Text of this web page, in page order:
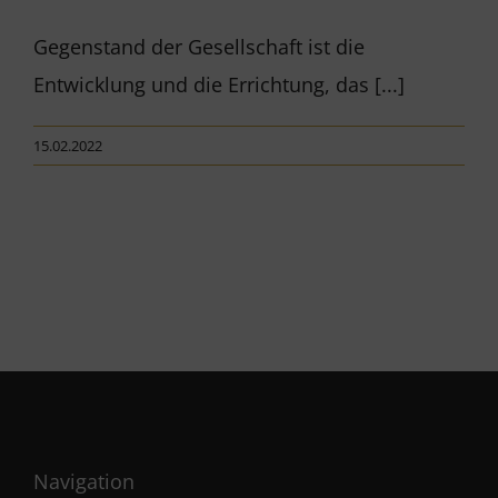
Gegenstand der Gesellschaft ist die
Entwicklung und die Errichtung, das [...]
15.02.2022
Navigation